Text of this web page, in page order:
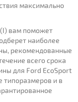
максимально
вам поможет
наиболее
рекомендованные
всего срока
для Ford EcoSport
типоразмеров и в